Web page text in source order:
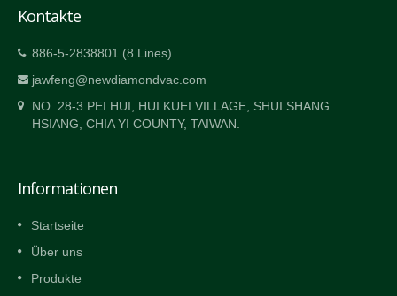
Kontakte
886-5-2838801 (8 Lines)
jawfeng@newdiamondvac.com
NO. 28-3 PEI HUI, HUI KUEI VILLAGE, SHUI SHANG
HSIANG, CHIA YI COUNTY, TAIWAN.
Informationen
Startseite
Über uns
Produkte